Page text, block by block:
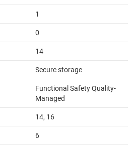
1
0
14
Secure storage
Functional Safety Quality-
Managed
14, 16
6